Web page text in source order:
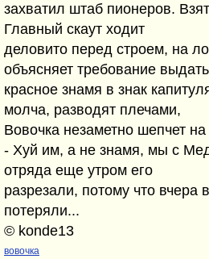
захватил штаб пионеров.
Главный скаут ходит
деловито перед строем, на
объясняет требование выдать
красное знамя в знак
молча, разводят плечами,
Вовочка незаметно шепчет на
- Хуй им, а не знамя, мы с
отряда еще утром его
разрезали, потому что вчера
потеряли...
© konde13
вовочка